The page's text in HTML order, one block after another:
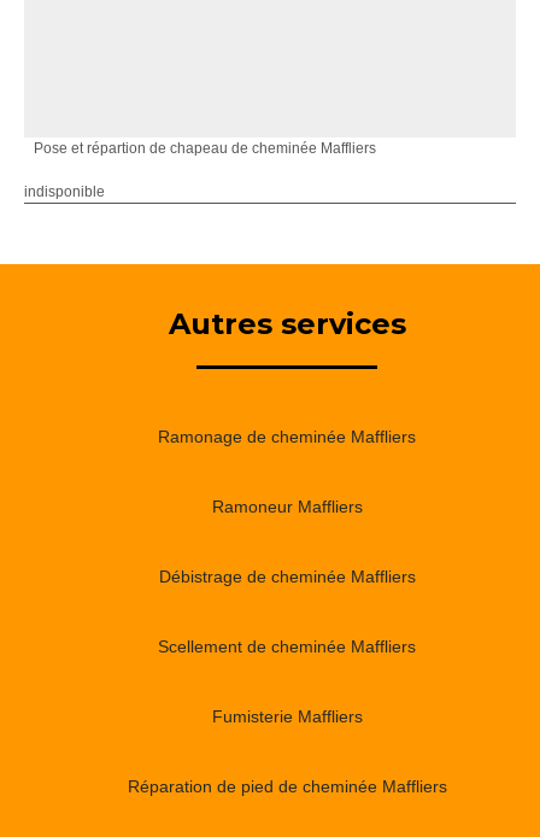
Pose et répartion de chapeau de cheminée Maffliers
indisponible
Autres services
Ramonage de cheminée Maffliers
Ramoneur Maffliers
Débistrage de cheminée Maffliers
Scellement de cheminée Maffliers
Fumisterie Maffliers
Réparation de pied de cheminée Maffliers